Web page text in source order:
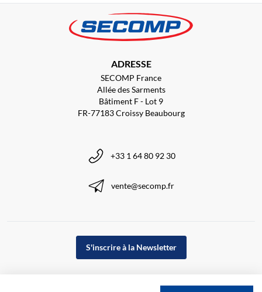
ADRESSE
SECOMP France
Allée des Sarments
Bâtiment F - Lot 9
FR-77183 Croissy Beaubourg
+33 1 64 80 92 30
vente@secomp.fr
S'inscrire à la Newsletter